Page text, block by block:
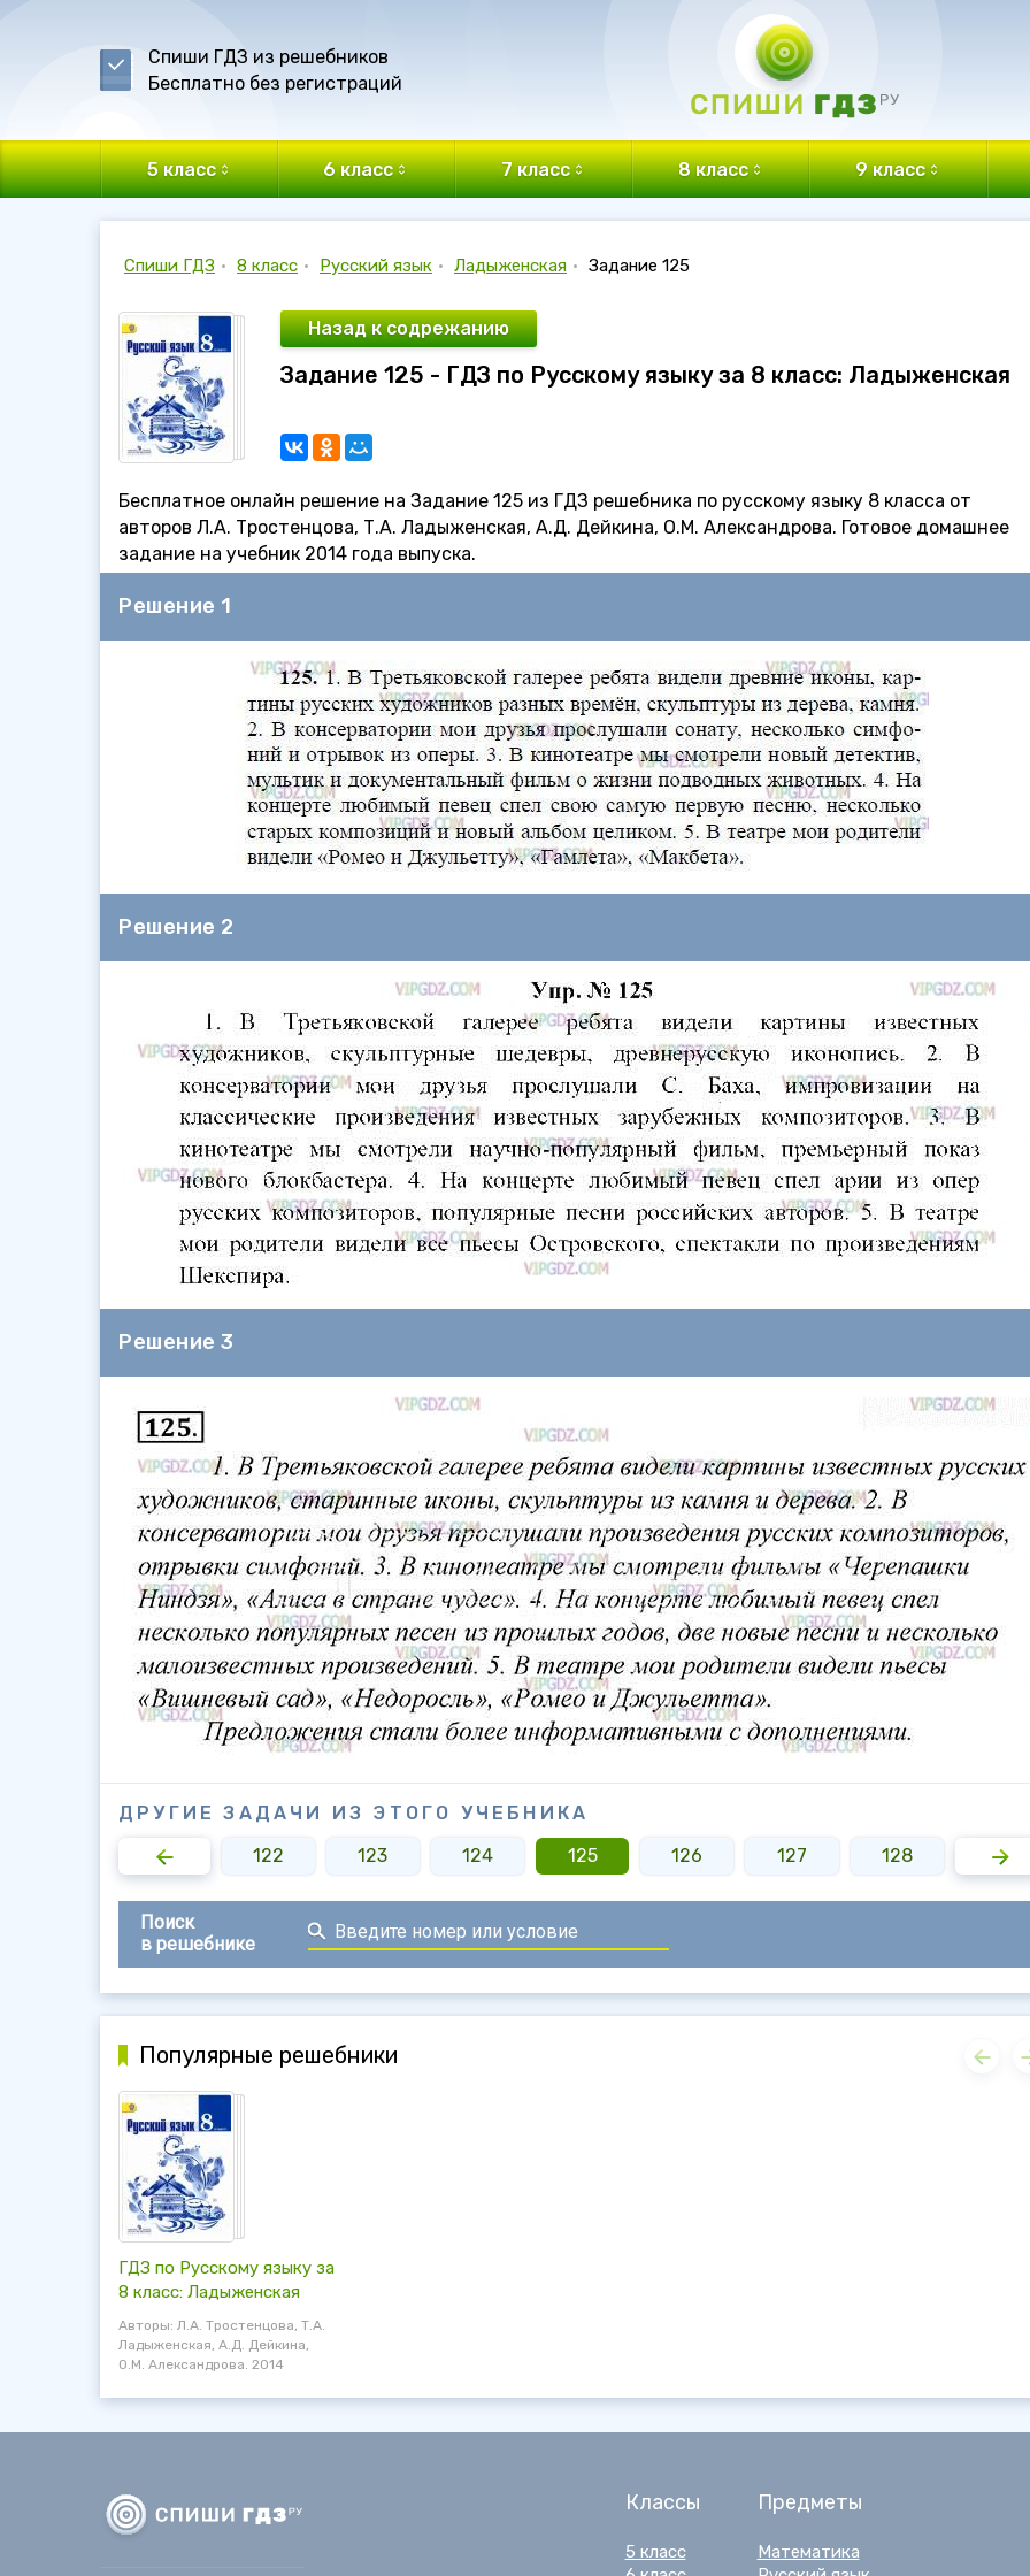
Спиши ГДЗ из решебников
Бесплатно без регистраций
5 класс 6 класс 7 класс 8 класс 9 класс
Спиши ГДЗ • 8 класс • Русский язык • Ладыженская • Задание 125
Назад к содрежанию
Задание 125 - ГДЗ по Русскому языку за 8 класс: Ладыженская
Бесплатное онлайн решение на Задание 125 из ГДЗ решебника по русскому языку 8 класса от
авторов Л.А. Тростенцова, Т.А. Ладыженская, А.Д. Дейкина, О.М. Александрова. Готовое домашнее
задание на учебник 2014 года выпуска.
Решение 1
Решение 2
Решение 3
ДРУГИЕ ЗАДАЧИ ИЗ ЭТОГО УЧЕБНИКА
121 122 123 124 125 126 127 128 129
Поиск
в решебнике
Популярные решебники
ГДЗ по Русскому языку за
8 класс: Ладыженская
Авторы: Л.А. Тростенцова, Т.А.
Ладыженская, А.Д. Дейкина,
О.М. Александрова. 2014
Классы
5 класс
Предметы
Математика